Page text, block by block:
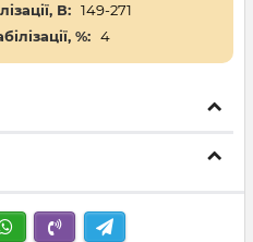
В: 149-271
%: 4